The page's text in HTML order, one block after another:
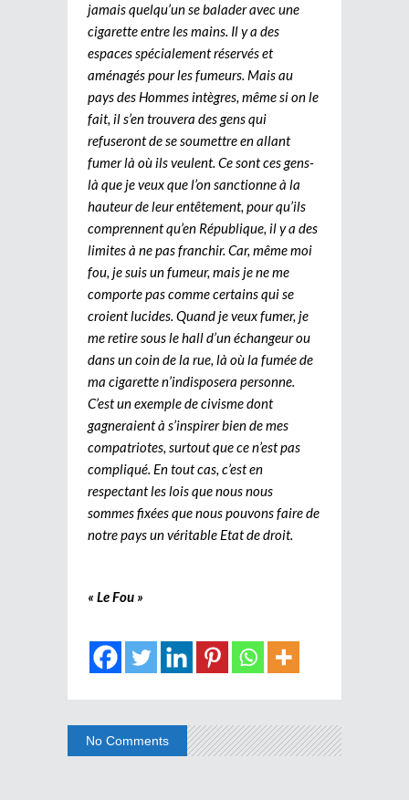
jamais quelqu’un se balader avec une
cigarette entre les mains. Il y a des
espaces spécialement réservés et
aménagés pour les fumeurs. Mais au
pays des Hommes intègres, même si on le
fait, il s’en trouvera des gens qui
refuseront de se soumettre en allant
fumer là où ils veulent. Ce sont ces gens-
là que je veux que l’on sanctionne à la
hauteur de leur entêtement, pour qu’ils
comprennent qu’en République, il y a des
limites à ne pas franchir. Car, même moi
fou, je suis un fumeur, mais je ne me
comporte pas comme certains qui se
croient lucides. Quand je veux fumer, je
me retire sous le hall d’un échangeur ou
dans un coin de la rue, là où la fumée de
ma cigarette n’indisposera personne.
C’est un exemple de civisme dont
gagneraient à s’inspirer bien de mes
compatriotes, surtout que ce n’est pas
compliqué. En tout cas, c’est en
respectant les lois que nous nous
sommes fixées que nous pouvons faire de
notre pays un véritable Etat de droit.
« Le Fou »
No Comments